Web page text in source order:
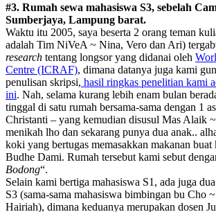
#3. Rumah sewa mahasiswa S3, sebelah
Sumberjaya, Lampung barat.
Waktu itu 2005, saya beserta 2 orang teman
adalah Tim NiVeA ~ Nina, Vero dan Ari)
research tentang longsor yang didanai oleh
Centre (ICRAF), dimana datanya juga kami
penulisan skripsi, hasil ringkas penelitian kami
ini. Nah, selama kurang lebih enam bulan
tinggal di satu rumah bersama-sama dengan 1
Christanti – yang kemudian disusul Mas Alaik
menikah lho dan sekarang punya dua anak..
koki yang bertugas memasakkan makanan buat
Budhe Dami. Rumah tersebut kami sebut
Bodong“.
Selain kami bertiga mahasiswa S1, ada juga
S3 (sama-sama mahasiswa bimbingan bu Cho
Hairiah), dimana keduanya merupakan dosen